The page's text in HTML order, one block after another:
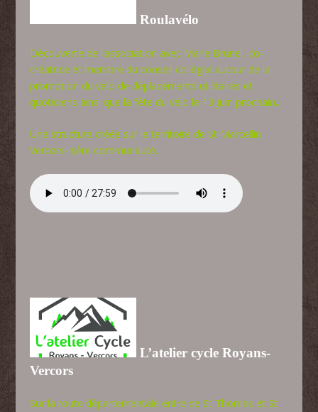
Roulavélo
Découverte de l’association avec Marie Brunel, co-
créatrice et membre du conseil collégial autour de la
promotion du vélo de déplacements utilitaires et
quotidiens ainsi que la fête du vélo le 13 juin prochain..
Une structure créée sur le territoire de St Marcellin
Vercors-Isère communauté.
L’atelier cycle Royans-
Vercors
Sur la route départementale entre de St Thomas et St